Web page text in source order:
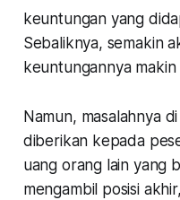
keuntungan yang
Sebaliknya, semakin
keuntungannya makin
Namun, masalahnya
diberikan kepada
uang orang lain yang
mengambil posisi